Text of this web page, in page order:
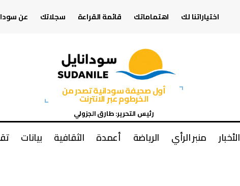
اختياراتنا لك اهتماماتك قائمة القراءة سجلاتك عن
أول صحيفة سودانية تصدر من
الخرطوم عبر الانترنت
رئيس التحرير: طارق الجزولي
الأخبار منبر الرأي الرياضة أعمدة الثقافية بيانات